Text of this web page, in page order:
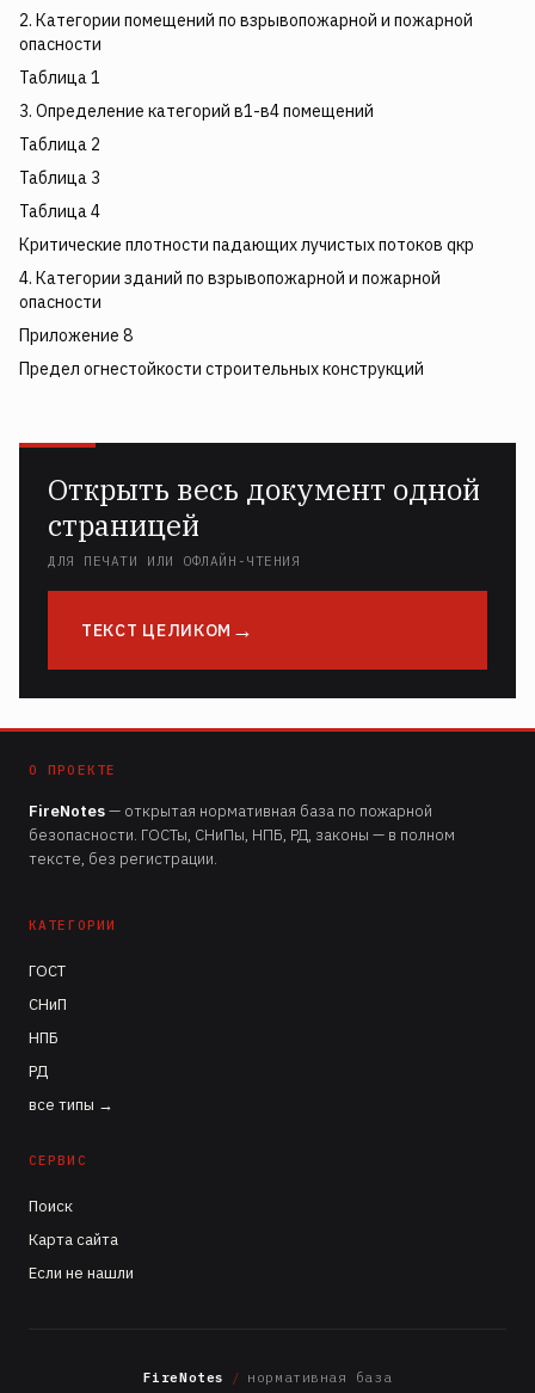
2. Категории помещений по взрывопожарной и пожарной
опасности
Таблица 1
3. Определение категорий в1-в4 помещений
Таблица 2
Таблица 3
Таблица 4
Критические плотности падающих лучистых потоков qкp
4. Категории зданий по взрывопожарной и пожарной
опасности
Приложение 8
Предел огнестойкости строительных конструкций
Открыть весь документ одной
страницей
ДЛЯ ПЕЧАТИ ИЛИ ОФЛАЙН-ЧТЕНИЯ
ТЕКСТ ЦЕЛИКОМ
О ПРОЕКТЕ
FireNotes— открытая нормативная база по пожарной
безопасности. ГОСТы, СНиПы, НПБ, РД, законы — в полном
тексте, без регистрации.
КАТЕГОРИИ
ГОСТ
СНиП
НПБ
РД
все типы →
СЕРВИС
Поиск
Карта сайта
Если не нашли
FireNotes / нормативная база